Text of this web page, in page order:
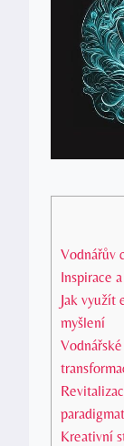
Vodnářův
Inspirace
Jak využít
myšlení
paradigmat
Kreativní